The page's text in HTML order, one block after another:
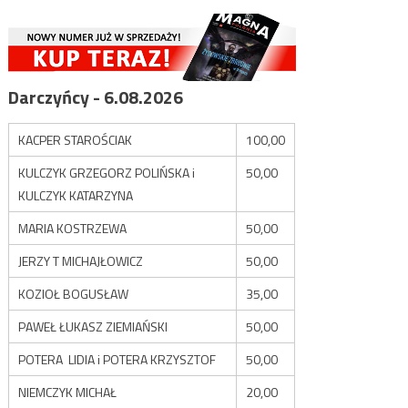
Darczyńcy - 6.08.2026
KACPER STAROŚCIAK
100,00
KULCZYK GRZEGORZ POLIŃSKA i
KULCZYK KATARZYNA
50,00
MARIA KOSTRZEWA
50,00
JERZY T MICHAJŁOWICZ
50,00
KOZIOŁ BOGUSŁAW
35,00
PAWEŁ ŁUKASZ ZIEMIAŃSKI
50,00
POTERA LIDIA i POTERA KRZYSZTOF
50,00
NIEMCZYK MICHAŁ
20,00